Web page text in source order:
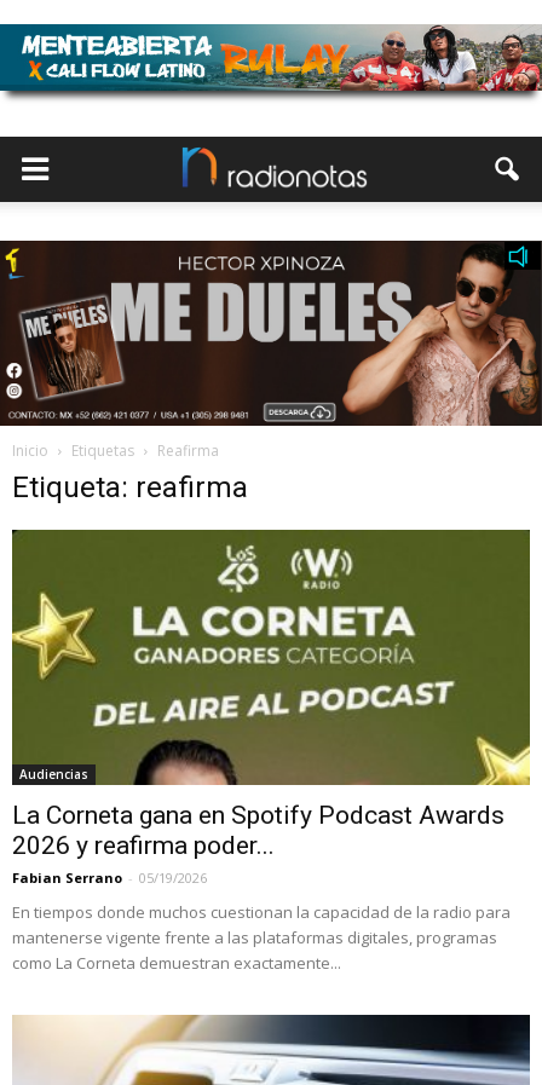
Inicio Etiquetas Reafirma
Etiqueta: reafirma
Audiencias
La Corneta gana en Spotify Podcast Awards
2026 y reafirma poder...
Fabian Serrano - 05/19/2026
En tiempos donde muchos cuestionan la capacidad de la radio para
mantenerse vigente frente a las plataformas digitales, programas
como La Corneta demuestran exactamente...